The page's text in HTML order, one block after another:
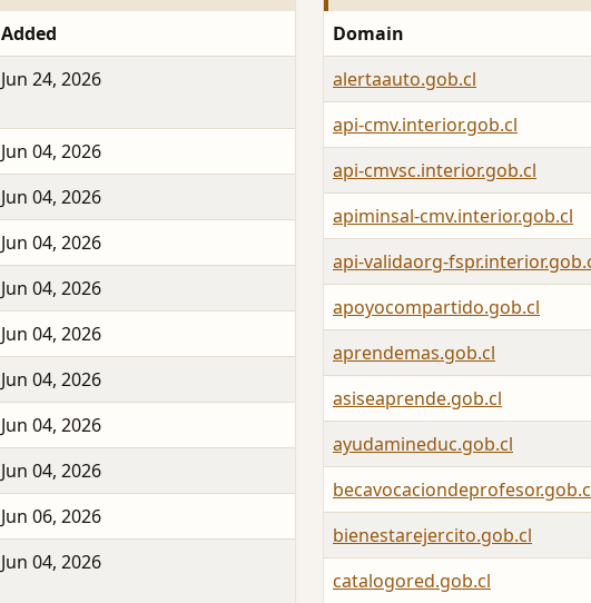
Added
Jun 24, 2026
Jun 04, 2026
Jun 04, 2026
Jun 04, 2026
Jun 04, 2026
Jun 04, 2026
Jun 04, 2026
Jun 04, 2026
Jun 04, 2026
Jun 06, 2026
Jun 04, 2026
Domain
alertaauto.gob.cl
api-cmv.interior.gob.cl
api-cmvsc.interior.gob.cl
apiminsal-cmv.interior.gob.cl
api-validaorg-
apoyocompartido.gob.cl
aprendemas.gob.cl
asiseaprende.gob.cl
ayudamineduc.gob.cl
bienestarejercito.gob.cl
catalogored.gob.cl